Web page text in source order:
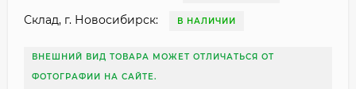
Склад, г. Новосибирск: В НАЛИЧИИ
ВНЕШНИЙ ВИД ТОВАРА МОЖЕТ ОТЛИЧАТЬСЯ ОТ
ФОТОГРАФИИ НА САЙТЕ.